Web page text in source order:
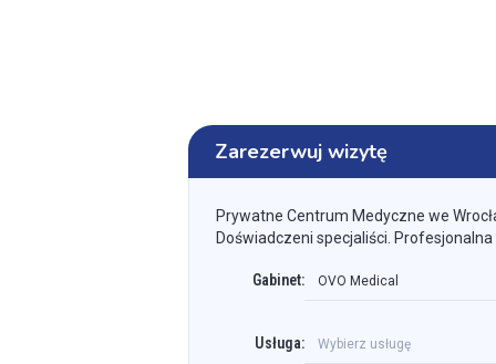
Zarezerwuj wizytę
Prywatne Centrum Medyczne we
Doświadczeni specjaliści.
Gabinet: OVO Medical
Usługa: Wybierz usługę